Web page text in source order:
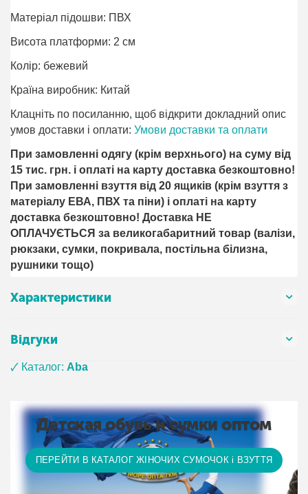
Матеріал підошви: ПВХ
Висота платформи: 2 см
Колір: бежевий
Країна виробник: Китай
Клацніть по посиланню, щоб відкрити докладний опис
умов доставки і оплати:Умови доставки та оплати
При замовленні одягу (крім верхнього) на суму від
15 тис. грн. і оплаті на карту доставка безкоштовно!
При замовленні взуття від 20 ящиків (крім взуття з
матеріалу ЕВА, ПВХ та піни) і оплаті на карту
доставка безкоштовно! Доставка НЕ ​​
ОПЛАЧУЄТЬСЯ за великогабаритний товар (валізи,
рюкзаки, сумки, покривала, постільна білизна,
рушники тощо)
Характеристики
Відгуки
🗸 Каталог:Aba
Детская обувь и сумки оптом
ПЕРЕЙТИ В КАТАЛОГ ЖІНОЧИХ СУМОЧОК і ВЗУТТЯ